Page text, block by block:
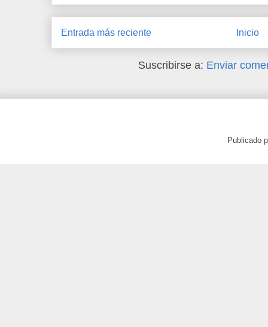
Entrada más reciente Inicio
Suscribirse a: Enviar
Publicado